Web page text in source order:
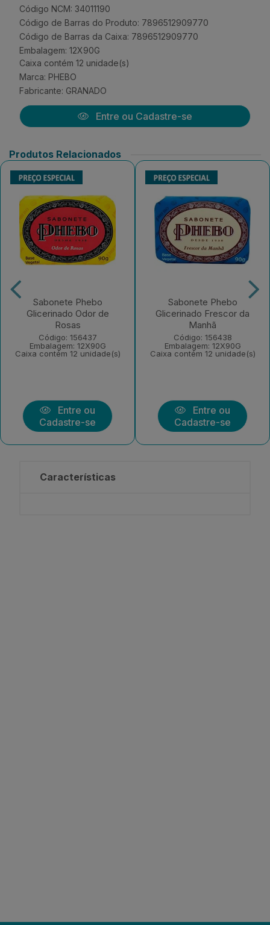
Código NCM: 34011190
Código de Barras do Produto: 7896512909770
Código de Barras da Caixa: 7896512909770
Embalagem: 12X90G
Caixa contém 12 unidade(s)
Marca: PHEBO
Fabricante: GRANADO
Entre ou Cadastre-se
Produtos Relacionados
Sabonete Phebo
Glicerinado Odor de
Rosas
Código: 156437
Embalagem: 12X90G
Caixa contém 12 unidade(s)
Entre ou
Cadastre-se
Sabonete Phebo
Glicerinado Frescor da
Manhã
Código: 156438
Embalagem: 12X90G
Caixa contém 12 unidade(s)
Entre ou
Cadastre-se
Características